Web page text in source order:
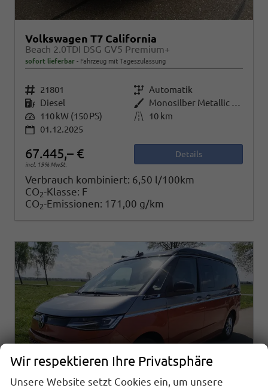
Volkswagen T7 California
Beach 2.0TDI DSG GV5 Premium+
sofort lieferbar Fahrzeug mit Tageszulassung
Fahrzeugnr. 21801 Getriebe Automatik
Kraftstoff Diesel Außenfarbe
Monosilber Metallic / Energetic Orange Metallic
Leistung 110 kW (150 PS) Kilometerstand
10 km
01.12.2025
67.445,– €
incl. 19% MwSt.
Details
Verbrauch kombiniert: 6,50 l/100km
CO2-Klasse: F
CO2-Emissionen: 171,00 g/km
Wir respektieren Ihre Privatsphäre
Unsere Website setzt Cookies ein, um unsere